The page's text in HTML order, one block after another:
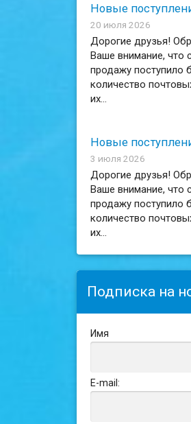
Новые
20 июля 2026
Дорогие друзья!
Ваше внимание, что
продажу поступило
количество
их...
Новые
3 июля 2026
Дорогие друзья!
Ваше внимание, что
продажу поступило
количество
их...
Подписка на
Имя
E-mail: